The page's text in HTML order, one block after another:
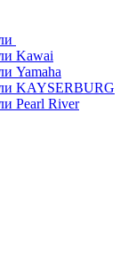
Kawai
Yamaha
KAYSERBURG
Pearl River